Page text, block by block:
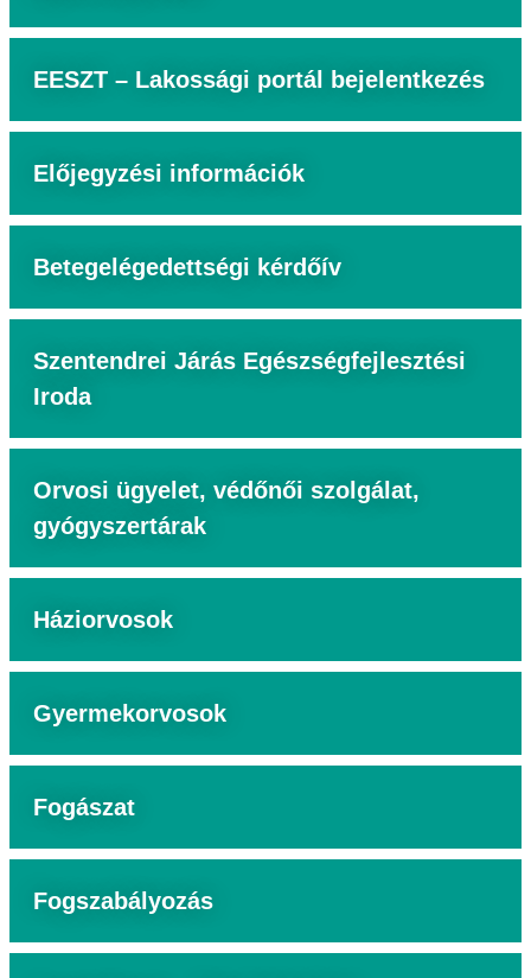
EESZT – Lakossági portál bejelentkezés
Előjegyzési információk
Betegelégedettségi kérdőív
Szentendrei Járás Egészségfejlesztési
Iroda
Orvosi ügyelet, védőnői szolgálat,
gyógyszertárak
Háziorvosok
Gyermekorvosok
Fogászat
Fogszabályozás